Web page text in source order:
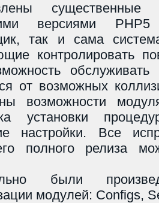
существенные
версиями
так и сама
контролировать
от возможных
возможности
установки
настройки. Все
полного релиза
были
модулей: Configs,